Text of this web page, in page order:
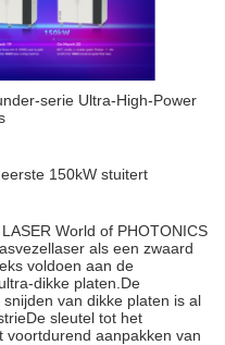
serie Ultra-High-Power
150kW stuitert
World of PHOTONICS
als een zwaard
voldoen aan de
dikke platen.De
van dikke platen is al
sleutel tot het
voortdurend aanpakken van